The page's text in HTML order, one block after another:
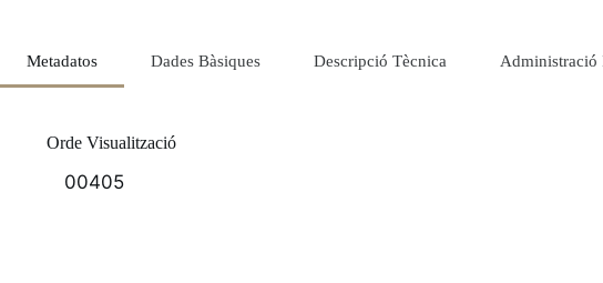
Metadatos
Orde Visualització
00405
Dades Bàsiques Descripció Tècnica Administració